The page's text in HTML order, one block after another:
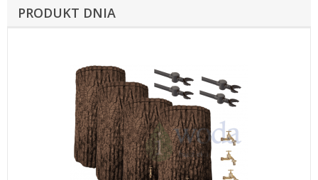
PRODUKT DNIA